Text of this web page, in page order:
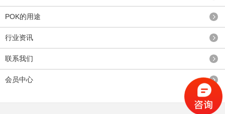
POK的用途
行业资讯
联系我们
会员中心